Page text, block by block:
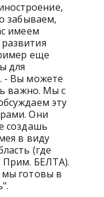
забываем,
имеем
еще
для
- Вы можете
важно. Мы с
эту
Они
создашь
в виду
(где
Прим. БЕЛТА).
готовы в